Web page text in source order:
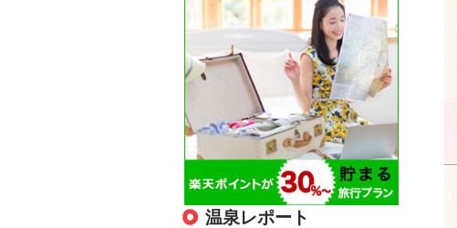
温泉レポート